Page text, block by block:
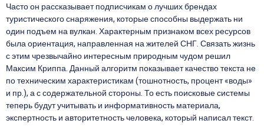
Часто он рассказывает подписчикам о лучших брендах
туристического снаряжения, которые способны выдержать ни
один подъем на вулкан. Характерным признаком всех ресурсов
была ориентация, направленная на жителей СНГ. Связать жизнь
с этим чрезвычайно интересным природным чудом решил
Максим Криппа. Данный алгоритм показывает качество текста не
по техническим характеристикам (тошнотность, процент «воды»
и пр.), а с содержательной стороны. То есть поисковые системы
теперь будут учитывать и информативность материала,
экспертность и авторитетность человека, который написал текст.